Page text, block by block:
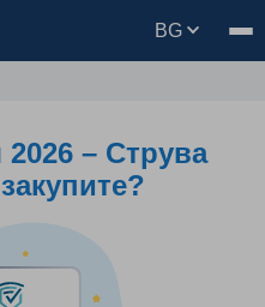
BG
– Струва